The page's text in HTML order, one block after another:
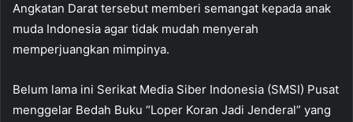
Angkatan Darat tersebut memberi semangat kepada anak
muda Indonesia agar tidak mudah menyerah
memperjuangkan mimpinya.
Belum lama ini Serikat Media Siber Indonesia (SMSI) Pusat
menggelar Bedah Buku “Loper Koran Jadi Jenderal” yang